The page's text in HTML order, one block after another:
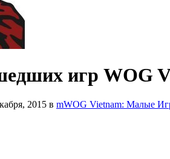
игр WOG
2015 в mWOG Vietnam: Малые